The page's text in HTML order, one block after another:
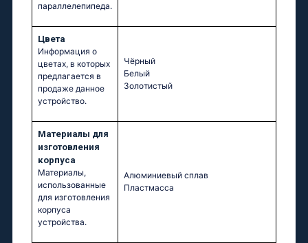
параллелепипеда.
Цвета
Информация о
цветах, в которых
предлагается в
продаже данное
устройство.
Чёрный
Белый
Золотистый
Материалы для
изготовления
корпуса
Материалы,
использованные
для изготовления
корпуса
устройства.
Алюминиевый сплав
Пластмасса